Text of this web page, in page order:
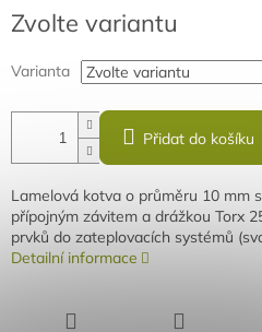
cena:
Zvolte variantu
Varianta
Přidat do košíku
Lamelová kotva o průměru 10 mm
přípojným závitem a drážkou Torx
prvků do zateplovacích systémů
Detailní informace